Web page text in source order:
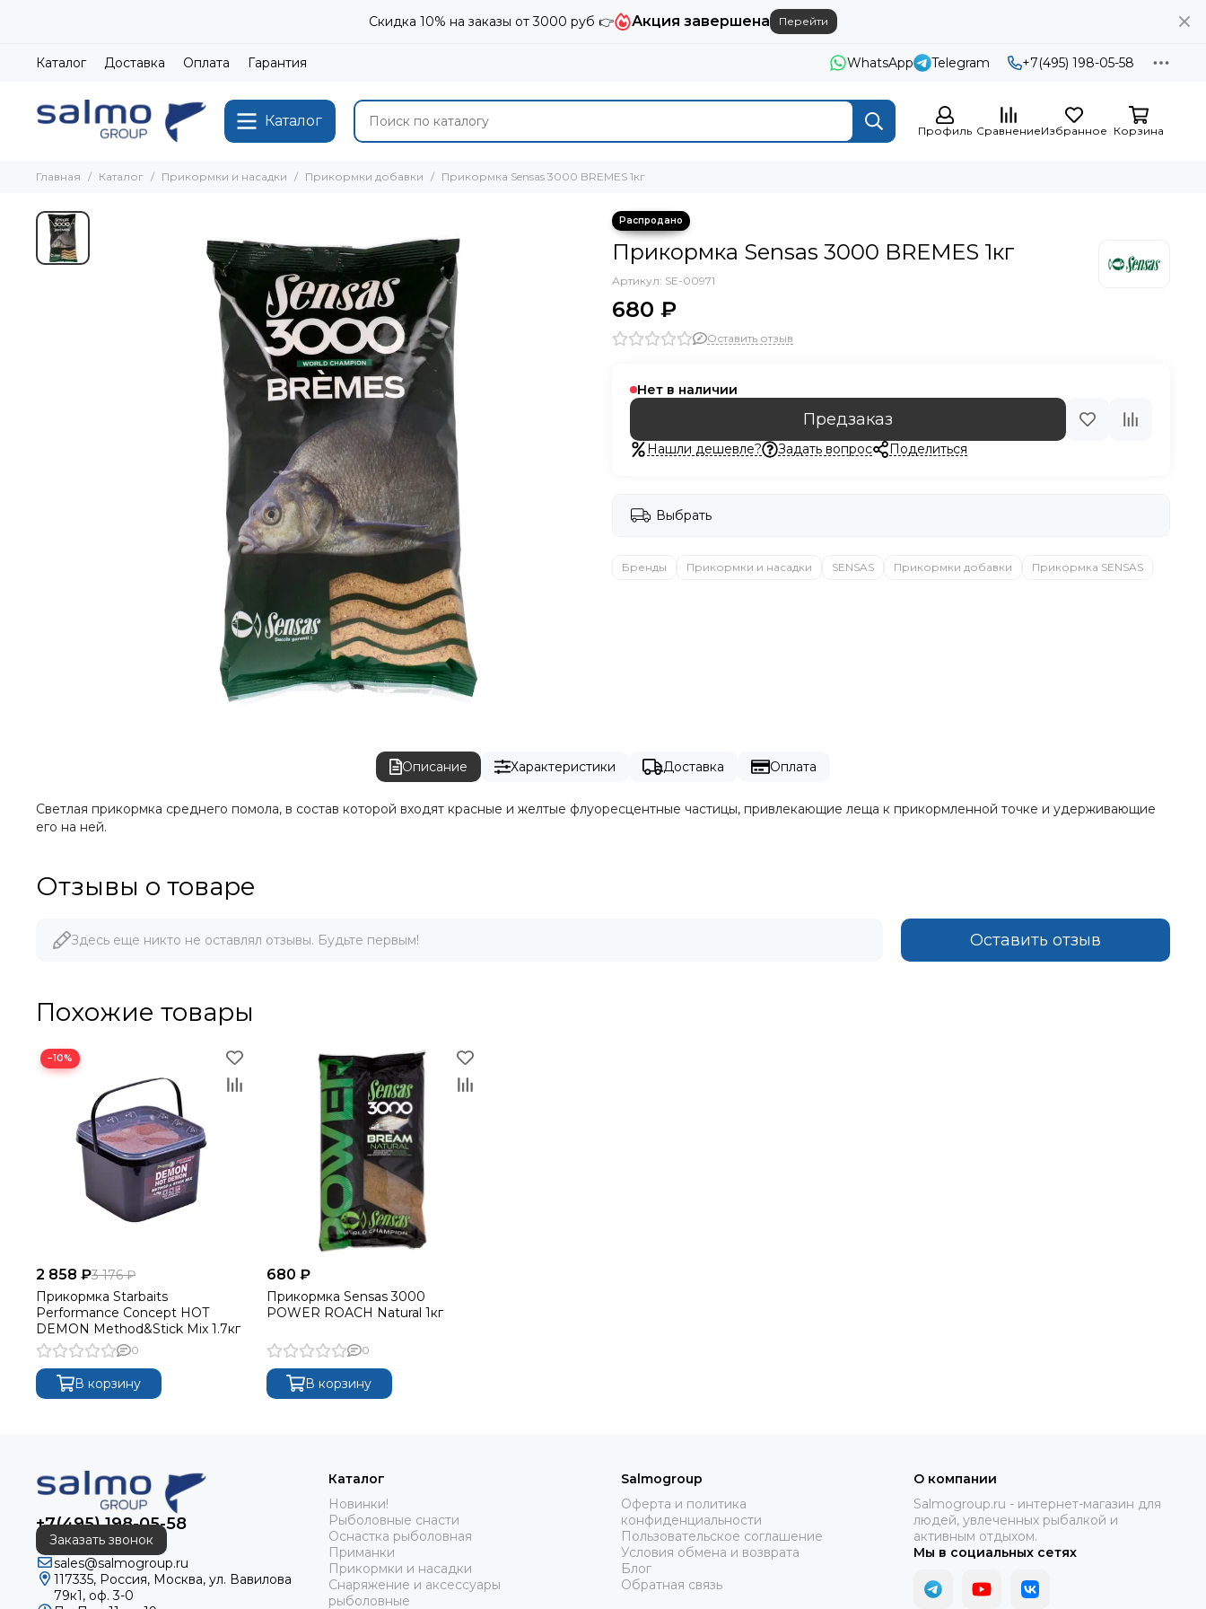
Скидка 10% на заказы от 3000 руб 👉 Акция завершена Перейти
Каталог Доставка Оплата Гарантия WhatsApp Telegram +7(495) 198-05-58
Каталог
Профиль СравнениеИзбранное Корзина
Главная Каталог Прикормки и насадки Прикормки добавки Прикормка Sensas 3000 BREMES 1кг
Прикормка Sensas 3000 BREMES 1кг
Артикул: SE-00971
680 ₽
Оставить отзыв
Нет в наличии
Предзаказ
Нашли дешевле? Задать вопрос Поделиться
Выбрать
Бренды Прикормки и насадки SENSAS Прикормки добавки Прикормка SENSAS
Описание Характеристики Доставка Оплата
Светлая прикормка среднего помола, в состав которой входят красные и желтые флуоресцентные частицы, привлекающие леща к прикормленной точке и удерживающие
его на ней.
Отзывы о товаре
Здесь еще никто не оставлял отзывы. Будьте первым! Оставить отзыв
Похожие товары
−10%
2 858 ₽3 176 ₽
Прикормка Starbaits
Performance Concept HOT
DEMON Method&Stick Mix 1.7кг
0
В корзину
680 ₽
Прикормка Sensas 3000
POWER ROACH Natural 1кг
0
В корзину
+7(495) 198-05-58
Заказать звонок
sales@salmogroup.ru
117335, Россия, Москва, ул. Вавилова
79к1, оф. 3-0
Каталог
Новинки!
Рыболовные снасти
Оснастка рыболовная
Приманки
Прикормки и насадки
Снаряжение и аксессуары
рыболовные
Salmogroup
Оферта и политика
конфиденциальности
Пользовательское соглашение
Условия обмена и возврата
Блог
Обратная связь
О компании
Salmogroup.ru - интернет-магазин для
людей, увлеченных рыбалкой и
активным отдыхом.
Мы в социальных сетях